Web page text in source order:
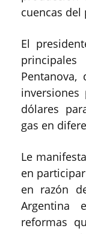
cuencas del
El
dólares
gas en
Le
en
en razón
Argentina
reformas